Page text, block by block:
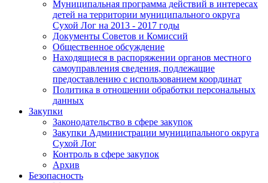
Муниципальная программа действий в интересах
детей на территории муниципального округа
Сухой Лог на 2013 - 2017 годы
Документы Советов и Комиссий
Общественное обсуждение
Находящиеся в распоряжении органов местного
самоуправления сведения, подлежащие
предоставлению с использованием координат
Политика в отношении обработки персональных
данных
Закупки
Законодательство в сфере закупок
Закупки Администрации муниципального округа
Сухой Лог
Контроль в сфере закупок
Архив
Безопасность